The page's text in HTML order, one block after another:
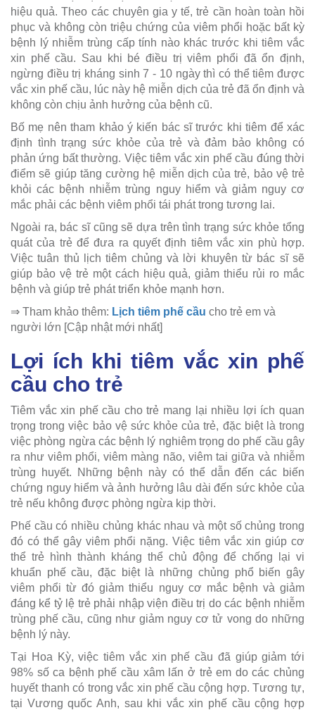
hiệu quả. Theo các chuyên gia y tế, trẻ cần hoàn toàn hồi
phục và không còn triệu chứng của viêm phổi hoặc bất kỳ
bệnh lý nhiễm trùng cấp tính nào khác trước khi tiêm vắc
xin phế cầu. Sau khi bé điều trị viêm phổi đã ổn định,
ngừng điều trị kháng sinh 7 - 10 ngày thì có thể tiêm được
vắc xin phế cầu, lúc này hệ miễn dịch của trẻ đã ổn định và
không còn chịu ảnh hưởng của bệnh cũ.
Bố mẹ nên tham khảo ý kiến bác sĩ trước khi tiêm để xác
định tình trạng sức khỏe của trẻ và đảm bảo không có
phản ứng bất thường. Việc tiêm vắc xin phế cầu đúng thời
điểm sẽ giúp tăng cường hệ miễn dịch của trẻ, bảo vệ trẻ
khỏi các bệnh nhiễm trùng nguy hiểm và giảm nguy cơ
mắc phải các bệnh viêm phổi tái phát trong tương lai.
Ngoài ra, bác sĩ cũng sẽ dựa trên tình trạng sức khỏe tổng
quát của trẻ để đưa ra quyết định tiêm vắc xin phù hợp.
Việc tuân thủ lịch tiêm chủng và lời khuyên từ bác sĩ sẽ
giúp bảo vệ trẻ một cách hiệu quả, giảm thiểu rủi ro mắc
bệnh và giúp trẻ phát triển khỏe mạnh hơn.
⇒ Tham khảo thêm: Lịch tiêm phế cầu cho trẻ em và
người lớn [Cập nhật mới nhất]
Lợi ích khi tiêm vắc xin phế
cầu cho trẻ
Tiêm vắc xin phế cầu cho trẻ mang lại nhiều lợi ích quan
trọng trong việc bảo vệ sức khỏe của trẻ, đặc biệt là trong
việc phòng ngừa các bệnh lý nghiêm trọng do phế cầu gây
ra như viêm phổi, viêm màng não, viêm tai giữa và nhiễm
trùng huyết. Những bệnh này có thể dẫn đến các biến
chứng nguy hiểm và ảnh hưởng lâu dài đến sức khỏe của
trẻ nếu không được phòng ngừa kịp thời.
Phế cầu có nhiều chủng khác nhau và một số chủng trong
đó có thể gây viêm phổi nặng. Việc tiêm vắc xin giúp cơ
thể trẻ hình thành kháng thể chủ động để chống lại vi
khuẩn phế cầu, đặc biệt là những chủng phổ biến gây
viêm phổi từ đó giảm thiểu nguy cơ mắc bệnh và giảm
đáng kể tỷ lệ trẻ phải nhập viện điều trị do các bệnh nhiễm
trùng phế cầu, cũng như giảm nguy cơ tử vong do những
bệnh lý này.
Tại Hoa Kỳ, việc tiêm vắc xin phế cầu đã giúp giảm tới
98% số ca bệnh phế cầu xâm lấn ở trẻ em do các chủng
huyết thanh có trong vắc xin phế cầu cộng hợp. Tương tự,
tại Vương quốc Anh, sau khi vắc xin phế cầu cộng hợp